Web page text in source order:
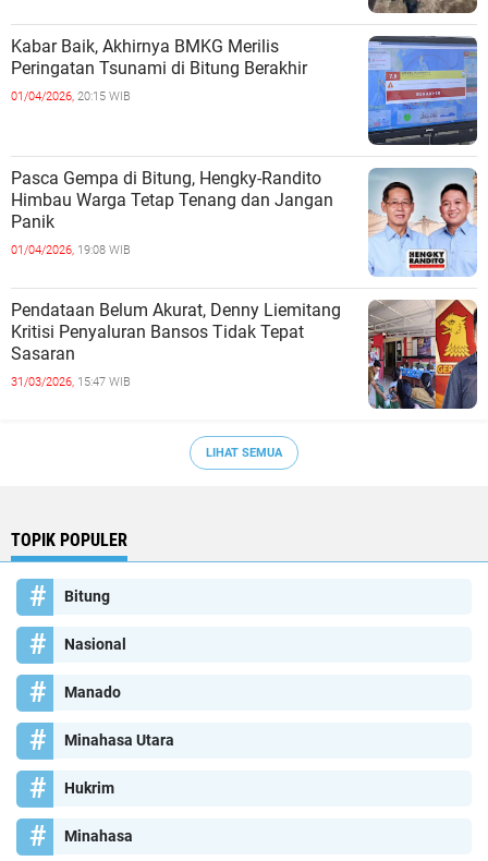
Kabar Baik, Akhirnya BMKG Merilis
Peringatan Tsunami di Bitung Berakhir
01/04/2026, 20:15 WIB
Pasca Gempa di Bitung, Hengky-Randito
Himbau Warga Tetap Tenang dan Jangan
Panik
01/04/2026, 19:08 WIB
Pendataan Belum Akurat, Denny Liemitang
Kritisi Penyaluran Bansos Tidak Tepat
Sasaran
31/03/2026, 15:47 WIB
LIHAT SEMUA
TOPIK POPULER
Bitung
Nasional
Manado
Minahasa Utara
Hukrim
Minahasa